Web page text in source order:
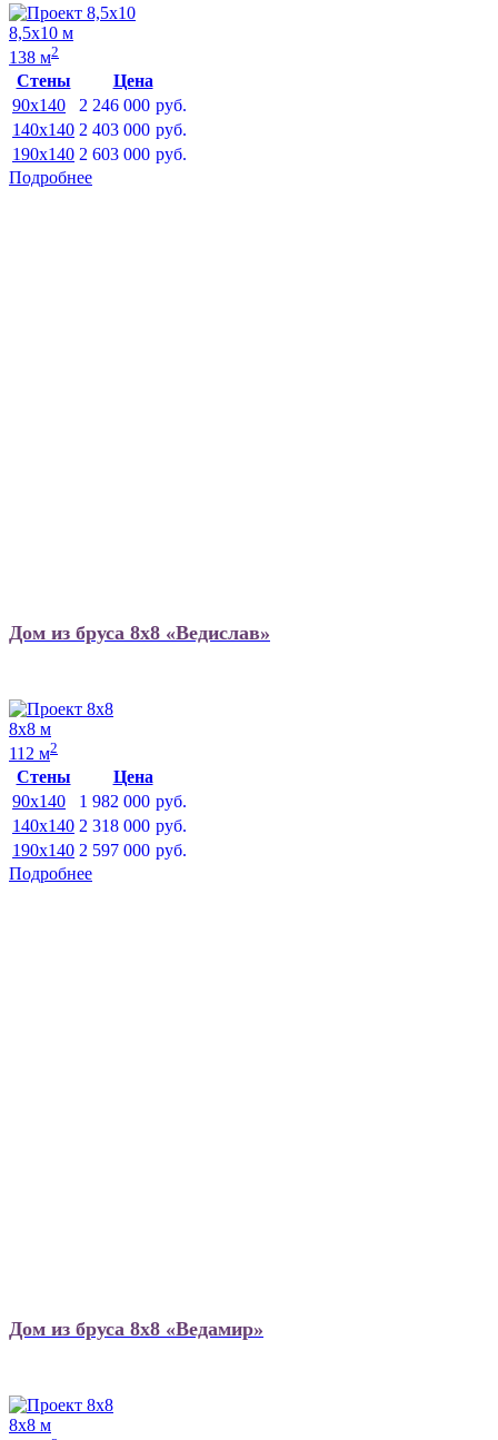
8,5х10 м
138 м2
Стены
Цена
90x140
2 246 000 руб.
140x140 2 403 000 руб.
190x140 2 603 000 руб.
Подробнее
Дом из бруса 8х8 «Ведислав»
8х8 м
112 м2
Стены
Цена
90x140
1 982 000 руб.
140x140 2 318 000 руб.
190x140 2 597 000 руб.
Подробнее
Дом из бруса 8х8 «Ведамир»
8х8 м